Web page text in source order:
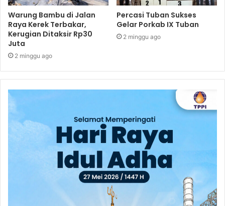
Warung Bambu di Jalan
Raya Kerek Terbakar,
Kerugian Ditaksir Rp30
Juta
2 minggu ago
Percasi Tuban Sukses
Gelar Porkab IX Tuban
2 minggu ago